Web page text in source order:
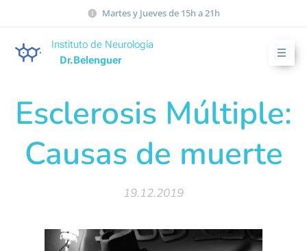
Martes y Jueves de 15h a 21h
Instituto de Neurología
Dr.Belenguer
Esclerosis Múltiple:
Causas de muerte
19.12.2019